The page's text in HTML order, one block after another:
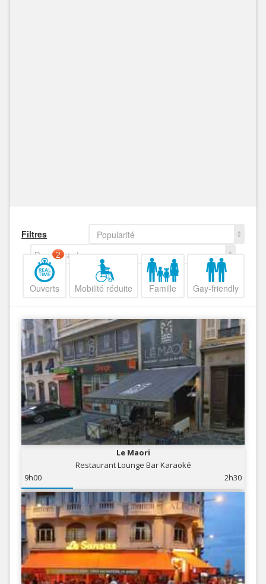
Filtres
Popularité
Decroissant
Ouverts
2
Mobilité réduite Famille Gay-friendly
Le Maori
Restaurant Lounge Bar Karaoké
9h00
2h30